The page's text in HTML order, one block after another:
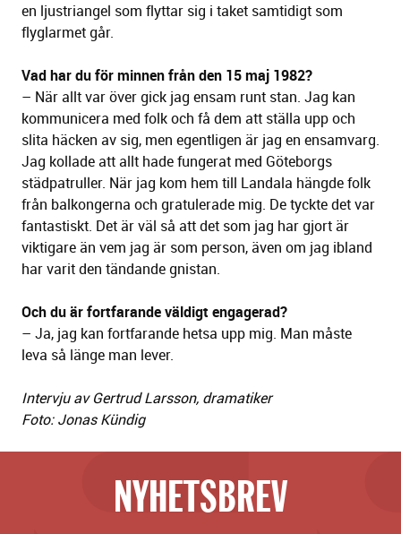
en ljustriangel som flyttar sig i taket samtidigt som
flyglarmet går.
Vad har du för minnen från den 15 maj 1982?
– När allt var över gick jag ensam runt stan. Jag kan
kommunicera med folk och få dem att ställa upp och
slita häcken av sig, men egentligen är jag en ensamvarg.
Jag kollade att allt hade fungerat med Göteborgs
städpatruller. När jag kom hem till Landala hängde folk
från balkongerna och gratulerade mig. De tyckte det var
fantastiskt. Det är väl så att det som jag har gjort är
viktigare än vem jag är som person, även om jag ibland
har varit den tändande gnistan.
Och du är fortfarande väldigt engagerad?
– Ja, jag kan fortfarande hetsa upp mig. Man måste
leva så länge man lever.
Intervju av Gertrud Larsson, dramatiker
Foto: Jonas Kündig
NYHETSBREV